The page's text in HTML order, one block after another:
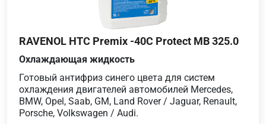
RAVENOL HTC Premix -40C Protect MB 325.0
Охлаждающая жидкость
Готовый антифриз синего цвета для систем
охлаждения двигателей автомобилей Mercedes,
BMW, Opel, Saab, GM, Land Rover / Jaguar, Renault,
Porsche, Volkswagen / Audi.